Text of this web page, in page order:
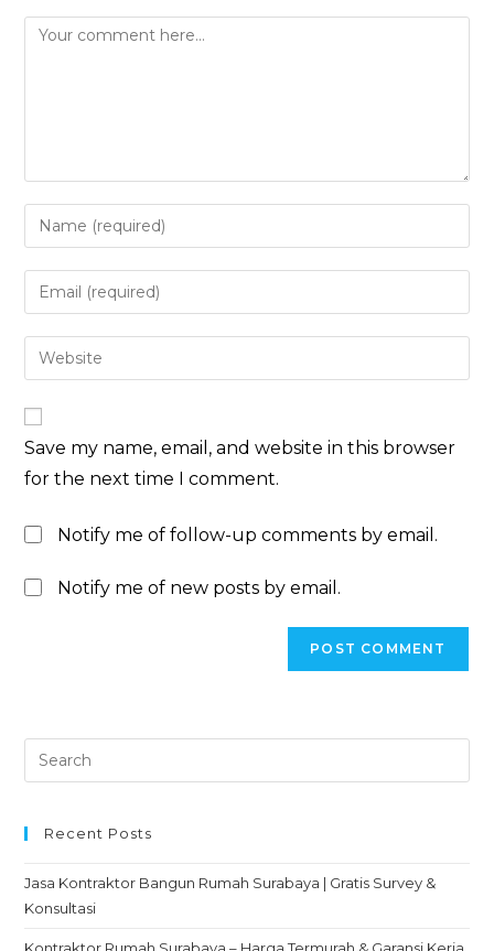
Save my name, email, and website in this browser
for the next time I comment.
Notify me of follow-up comments by email.
Notify me of new posts by email.
Recent Posts
Jasa Kontraktor Bangun Rumah Surabaya | Gratis Survey &
Konsultasi